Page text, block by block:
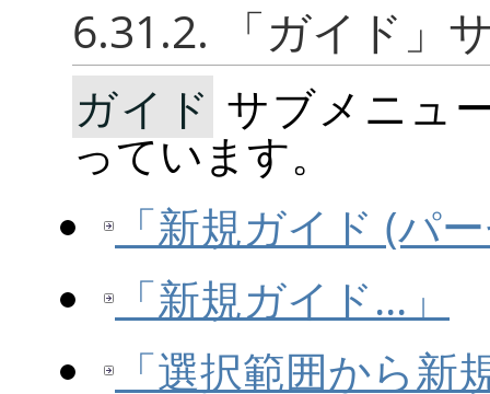
6.31.2. 「ガイド 」
ガイド サブメニュ
っています。
「新規ガイド (パ
「新規ガイド...」
「選択範囲から新